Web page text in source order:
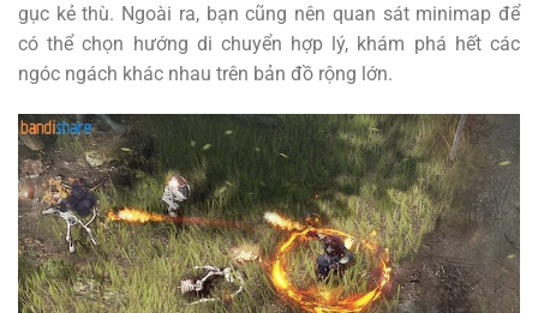
gục kẻ thù. Ngoài ra, bạn cũng nên quan sát minimap để
có thể chọn hướng di chuyển hợp lý, khám phá hết các
ngóc ngách khác nhau trên bản đồ rộng lớn.